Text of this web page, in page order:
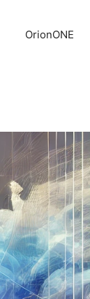
OrionONE